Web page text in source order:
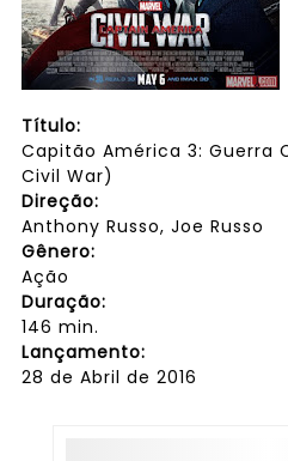
Título:
Capitão América 3: Guerra
Civil War)
Direção:
Anthony Russo, Joe Russo
Gênero:
Ação
Duração:
146 min.
Lançamento:
28 de Abril de 2016